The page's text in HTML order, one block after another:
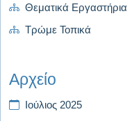
Θεματικά Εργαστήρια
Τρώμε Τοπικά
Αρχείο
Ιούλιος 2025